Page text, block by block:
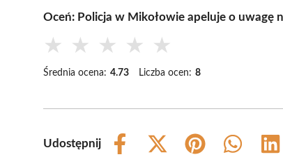
Oceń: Policja w Mikołowie apeluje o uwagę
★ ★ ★ ★ ★
Średnia ocena: 4.73 Liczba ocen: 8
Udostępnij
Share
Share
Share
Share